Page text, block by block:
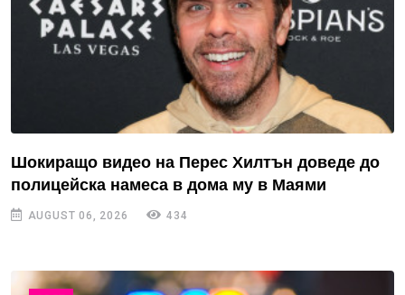
Шокиращо видео на Перес Хилтън доведе до
полицейска намеса в дома му в Маями
AUGUST 06, 2026 434